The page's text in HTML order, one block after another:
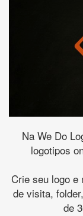
Na We Do
logotipos
Crie seu logo e
de visita,
de